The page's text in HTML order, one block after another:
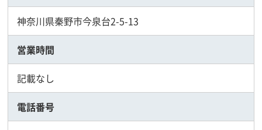
神奈川県秦野市今泉台2-5-13
営業時間
記載なし
電話番号